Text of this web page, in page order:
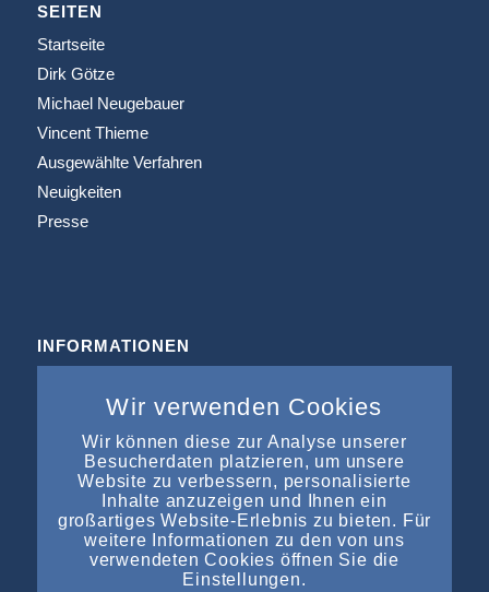
SEITEN
Startseite
Dirk Götze
Michael Neugebauer
Vincent Thieme
Ausgewählte Verfahren
Neuigkeiten
Presse
INFORMATIONEN
Impressum
Datenschutz
Kontakt
Wir verwenden Cookies
Wir können diese zur Analyse unserer
Besucherdaten platzieren, um unsere
Website zu verbessern, personalisierte
Inhalte anzuzeigen und Ihnen ein
großartiges Website-Erlebnis zu bieten. Für
weitere Informationen zu den von uns
verwendeten Cookies öffnen Sie die
Einstellungen.